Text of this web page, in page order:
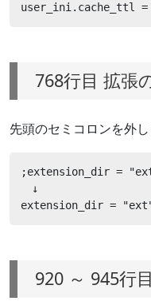
user_ini.cache_ttl =
768行目 拡張
先頭のセミコロンを外し
;extension_dir =
↓
extension_dir =
920 ～ 945行